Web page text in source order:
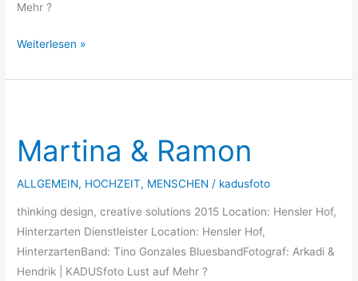
Mehr ?
Weiterlesen »
Martina & Ramon
ALLGEMEIN, HOCHZEIT, MENSCHEN / kadusfoto
thinking design, creative solutions 2015 Location: Hensler Hof,
Hinterzarten Dienstleister Location: Hensler Hof,
HinterzartenBand: Tino Gonzales BluesbandFotograf: Arkadi &
Hendrik | KADUSfoto Lust auf Mehr ?
Ramon